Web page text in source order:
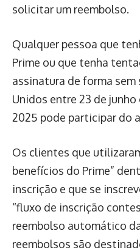
solicitar um reembolso.
Qualquer pessoa que
Prime ou que tenha
assinatura de forma
Unidos entre 23 de junho
2025 pode participar do
Os clientes que
benefícios do Prime”
inscrição e que se
“fluxo de inscrição
reembolso automático
reembolsos são